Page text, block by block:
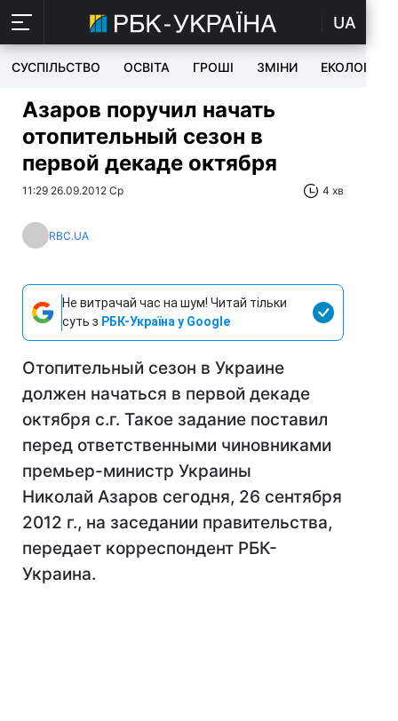
UA
СУСПІЛЬСТВО ОСВІТА ГРОШІ ЗМІНИ ЕКОЛОГІЯ
Азаров поручил начать
отопительный сезон в
первой декаде октября
11:29 26.09.2012 Ср 4 хв
RBC.UA
Не витрачай час на шум! Читай тільки
суть з РБК-Україна у Google
Отопительный сезон в Украине
должен начаться в первой декаде
октября с.г. Такое задание поставил
перед ответственными чиновниками
премьер-министр Украины
Николай Азаров сегодня, 26 сентября
2012 г., на заседании правительства,
передает корреспондент РБК-
Украина.